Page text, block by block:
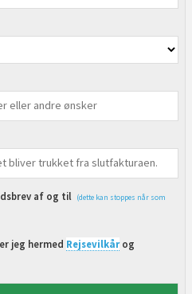
af og til (dette kan stoppes når som
jeg hermed Rejsevilkårog